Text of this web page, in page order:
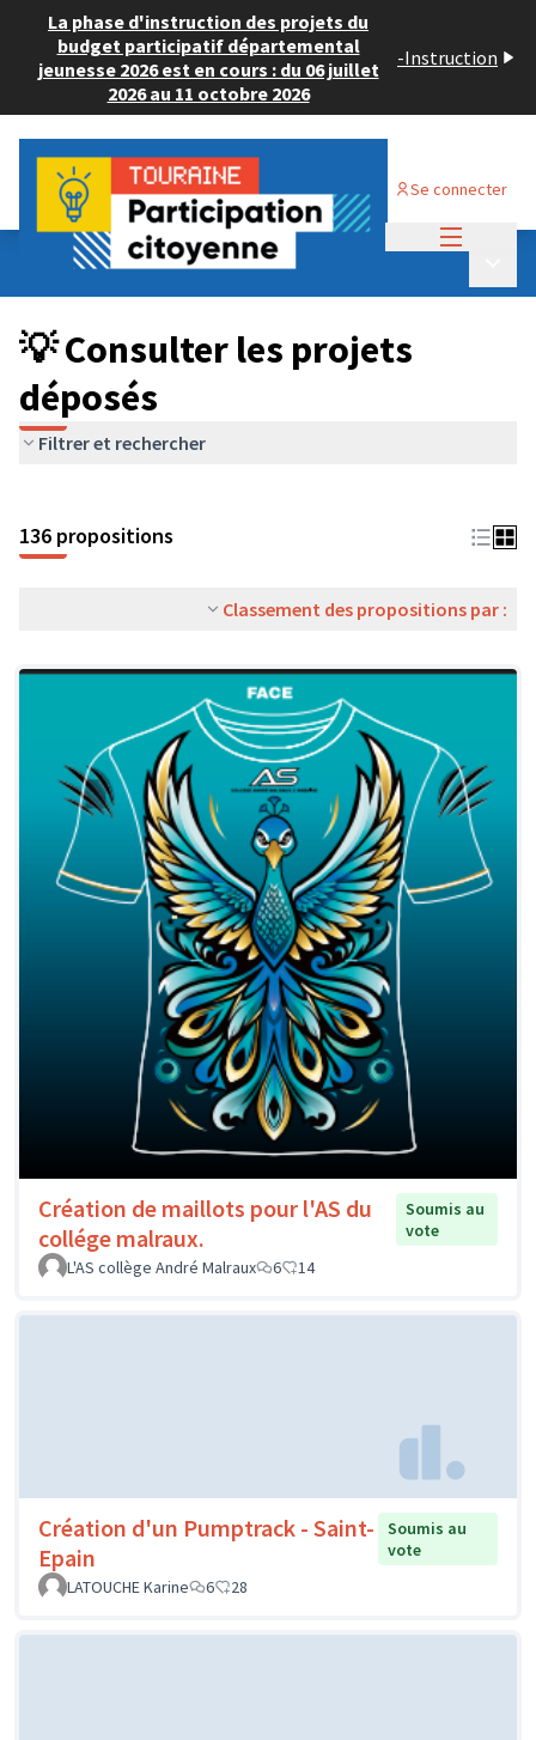
La phase d'instruction des projets du
budget participatif départemental
jeunesse 2026 est en cours : du 06 juillet
2026 au 11 octobre 2026
-Instruction
Se connecter
Budget Participatif JEUNESSE 2024
💡 Consulter les projets déposés
💡 Consulter les projets
déposés
Filtrer et rechercher
136 propositions
Classement des propositions par :
Création de maillots pour l'AS du
collége malraux.
Soumis au
vote
L'AS collège André Malraux
6 14
Création d'un Pumptrack - Saint-
Epain
Soumis au
vote
LATOUCHE Karine
6 28